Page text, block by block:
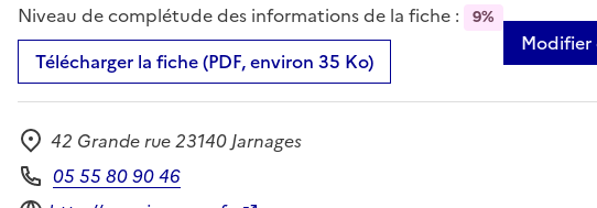
Niveau de complétude des informations de la fiche : 9%
Télécharger la fiche (PDF, environ 35 Ko)
Modifier
Adresse
42 Grande rue 23140 Jarnages
Téléphone
05 55 80 90 46